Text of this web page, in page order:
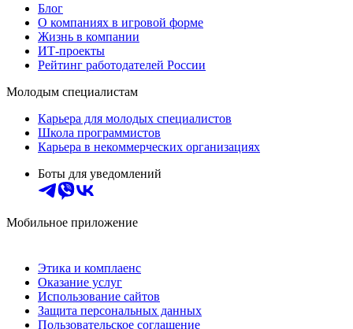
Блог
О компаниях в игровой форме
Жизнь в компании
ИТ-проекты
Рейтинг работодателей России
Молодым специалистам
Карьера для молодых специалистов
Школа программистов
Карьера в некоммерческих организациях
Боты для уведомлений
Мобильное приложение
Этика и комплаенс
Оказание услуг
Использование сайтов
Защита персональных данных
Пользовательское соглашение